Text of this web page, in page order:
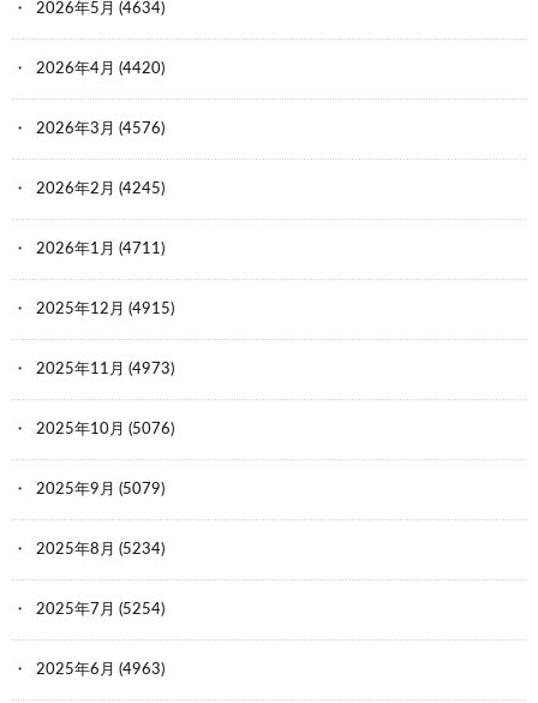
2026年5月 (4634)
2026年4月 (4420)
2026年3月 (4576)
2026年2月 (4245)
2026年1月 (4711)
2025年12月 (4915)
2025年11月 (4973)
2025年10月 (5076)
2025年9月 (5079)
2025年8月 (5234)
2025年7月 (5254)
2025年6月 (4963)